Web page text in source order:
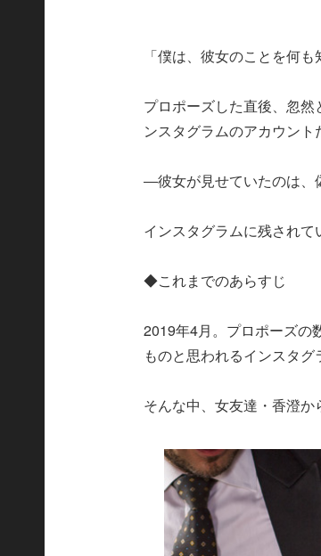
「僕は、彼女のことを何
プロポーズした直後、忽
ンスタグラムのアカウント
―彼女が見せていたのは、
インスタグラムに残され
◆これまでのあらすじ
2019年4月。プロポーズの
ものと思われるインスタグ
そんな中、女友達・香澄か